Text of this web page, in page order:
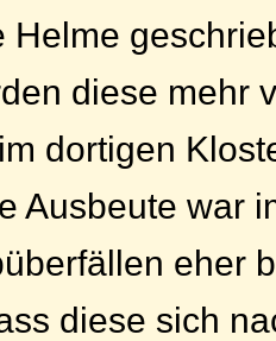
Helme
diese mehr
dortigen
Ausbeute war
eher
diese sich